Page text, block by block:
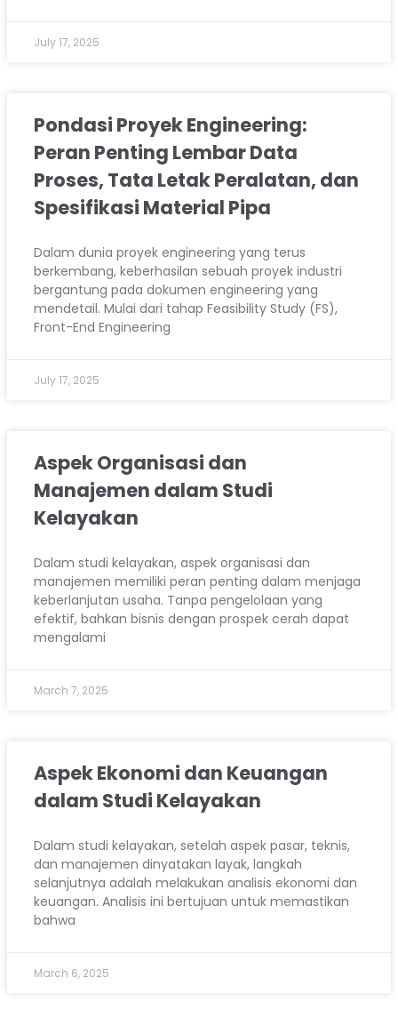
July 17, 2025
Pondasi Proyek Engineering:
Peran Penting Lembar Data
Proses, Tata Letak Peralatan, dan
Spesifikasi Material Pipa
Dalam dunia proyek engineering yang terus
berkembang, keberhasilan sebuah proyek industri
bergantung pada dokumen engineering yang
mendetail. Mulai dari tahap Feasibility Study (FS),
Front-End Engineering
July 17, 2025
Aspek Organisasi dan
Manajemen dalam Studi
Kelayakan
Dalam studi kelayakan, aspek organisasi dan
manajemen memiliki peran penting dalam menjaga
keberlanjutan usaha. Tanpa pengelolaan yang
efektif, bahkan bisnis dengan prospek cerah dapat
mengalami
March 7, 2025
Aspek Ekonomi dan Keuangan
dalam Studi Kelayakan
Dalam studi kelayakan, setelah aspek pasar, teknis,
dan manajemen dinyatakan layak, langkah
selanjutnya adalah melakukan analisis ekonomi dan
keuangan. Analisis ini bertujuan untuk memastikan
bahwa
March 6, 2025